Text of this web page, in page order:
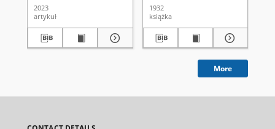
2023
artykuł
1932
książka
More